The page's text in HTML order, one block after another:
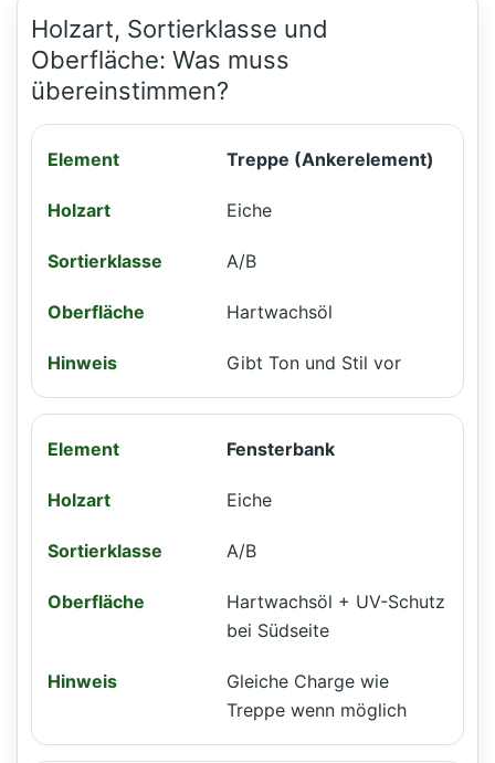
Holzart, Sortierklasse und
Oberfläche: Was muss
übereinstimmen?
Treppe (Ankerelement)
Eiche
A/B
Hartwachsöl
Gibt Ton und Stil vor
Fensterbank
Eiche
A/B
Hartwachsöl + UV-Schutz
bei Südseite
Gleiche Charge wie
Treppe wenn möglich